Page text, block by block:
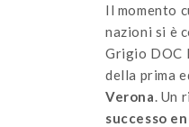
Il momento
nazioni si è
Grigio DOC
della prima
Verona. Un
successo